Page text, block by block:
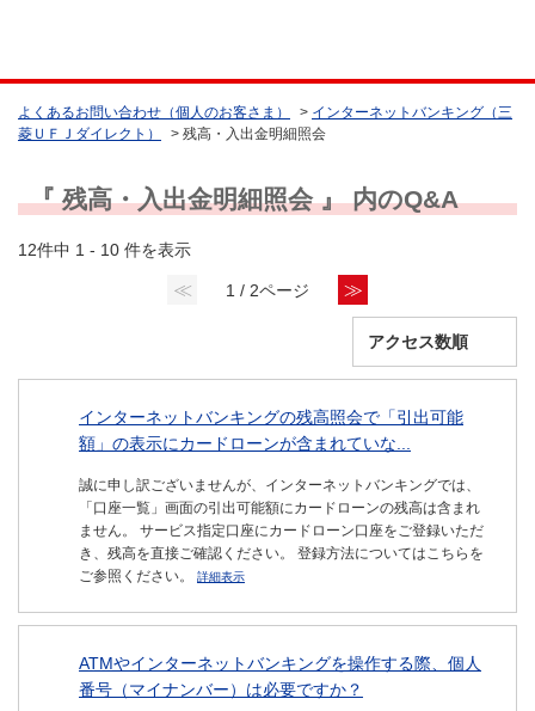
よくあるお問い合わせ（個人のお客さま） > インターネットバンキング（三
菱ＵＦＪダイレクト）
> 残高・入出金明細照会
『 残高・入出金明細照会 』 内のQ&A
12件中 1 - 10 件を表示
≪ 1 / 2ページ ≫
インターネットバンキングの残高照会で「引出可能
額」の表示にカードローンが含まれていな...
誠に申し訳ございませんが、インターネットバンキングでは、
「口座一覧」画面の引出可能額にカードローンの残高は含まれ
ません。 サービス指定口座にカードローン口座をご登録いただ
き、残高を直接ご確認ください。 登録方法についてはこちらを
ご参照ください。
詳細表示
ATMやインターネットバンキングを操作する際、個人
番号（マイナンバー）は必要ですか？